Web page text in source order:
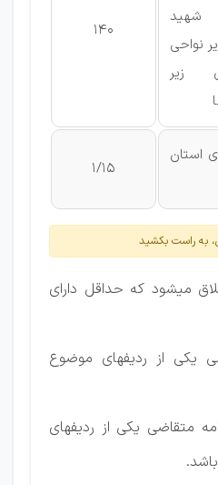
شهید
نواحی
زیر
140
استان
1/15
به راست بکشید
میشود که حداقل دارای
یکی از ردیفهای موضوع
متقاضی یکی از ردیفهای